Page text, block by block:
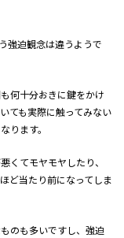
強迫観念は違うようで
何十分おきに鍵をかけ
ても実際に触ってみない
ります。
くてモヤモヤしたり、
ど当たり前になってしま
のも多いですし、強迫